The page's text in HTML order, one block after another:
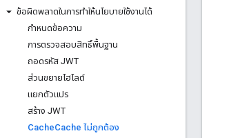
ข้อผิดพลาดในการทําให้นโยบายใช้งานได้
กําหนดข้อความ
การตรวจสอบสิทธิ์พื้นฐาน
ถอดรหัส JWT
ส่วนขยายไฮไลต์
แยกตัวแปร
สร้าง JWT
CacheCache ไม่ถูกต้อง